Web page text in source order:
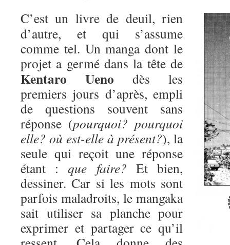
C’est un livre de deuil, rien
d’autre, et qui s’assume
comme tel. Un manga dont le
projet a germé dans la tête de
Kentaro Ueno dès les
premiers jours d’après, empli
de questions souvent sans
réponse (pourquoi? pourquoi
elle? où est-elle à présent?), la
seule qui reçoit une réponse
étant :que faire? Et bien,
dessiner. Car si les mots sont
parfois maladroits, le mangaka
sait utiliser sa planche pour
exprimer et partager ce qu’il